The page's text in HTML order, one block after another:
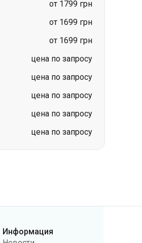
цена по запросу
цена по запросу
цена по запросу
цена по запросу
цена по запросу
Возврат билетов
Карта сайта